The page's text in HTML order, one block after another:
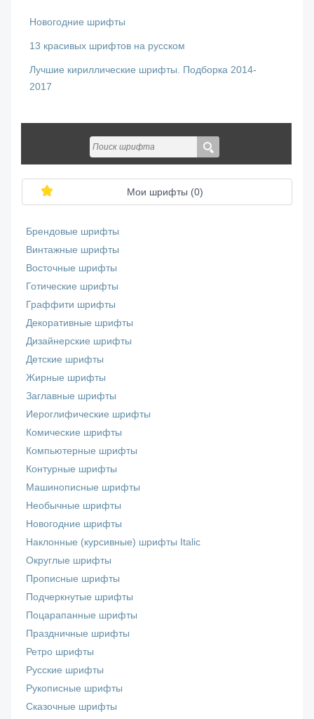
Новогодние шрифты
13 красивых шрифтов на русском
Лучшие кириллические шрифты. Подборка 2014-
2017
Мои шрифты (0)
Брендовые шрифты
Винтажные шрифты
Восточные шрифты
Готические шрифты
Граффити шрифты
Декоративные шрифты
Дизайнерские шрифты
Детские шрифты
Жирные шрифты
Заглавные шрифты
Иероглифические шрифты
Комические шрифты
Компьютерные шрифты
Контурные шрифты
Машинописные шрифты
Необычные шрифты
Новогодние шрифты
Наклонные (курсивные) шрифты Italic
Округлые шрифты
Прописные шрифты
Подчеркнутые шрифты
Поцарапанные шрифты
Праздничные шрифты
Ретро шрифты
Русские шрифты
Рукописные шрифты
Сказочные шрифты